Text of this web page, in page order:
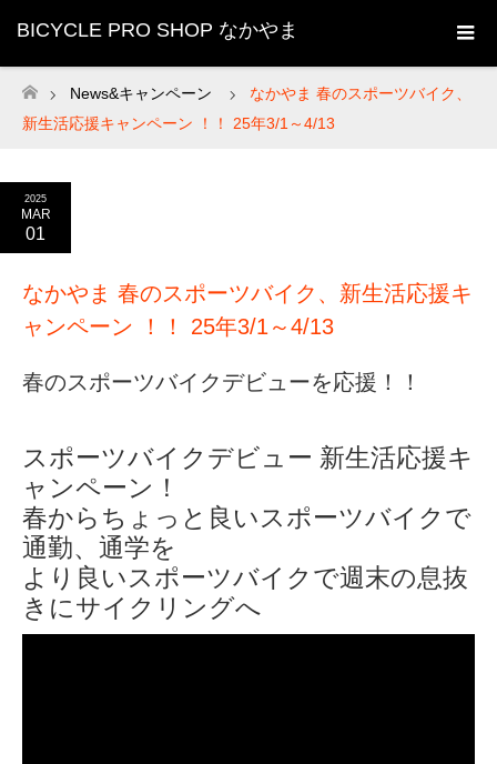
BICYCLE PRO SHOP なかやま
ホーム
News&キャンペーン
なかやま 春のスポーツバイク、
新生活応援キャンペーン ！！ 25年3/1～4/13
2025
MAR
01
なかやま 春のスポーツバイク、新生活応援キ
ャンペーン ！！ 25年3/1～4/13
春のスポーツバイクデビューを応援！！
スポーツバイクデビュー 新生活応援キ
ャンペーン！
春からちょっと良いスポーツバイクで
通勤、通学を
より良いスポーツバイクで週末の息抜
きにサイクリングへ